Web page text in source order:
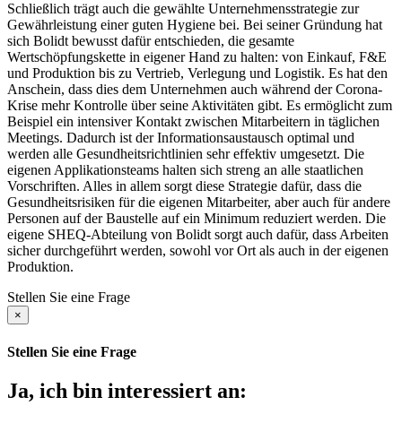
Schließlich trägt auch die gewählte Unternehmensstrategie zur
Gewährleistung einer guten Hygiene bei. Bei seiner Gründung hat
sich Bolidt bewusst dafür entschieden, die gesamte
Wertschöpfungskette in eigener Hand zu halten: von Einkauf, F&E
und Produktion bis zu Vertrieb, Verlegung und Logistik. Es hat den
Anschein, dass dies dem Unternehmen auch während der Corona-
Krise mehr Kontrolle über seine Aktivitäten gibt. Es ermöglicht zum
Beispiel ein intensiver Kontakt zwischen Mitarbeitern in täglichen
Meetings. Dadurch ist der Informationsaustausch optimal und
werden alle Gesundheitsrichtlinien sehr effektiv umgesetzt. Die
eigenen Applikationsteams halten sich streng an alle staatlichen
Vorschriften. Alles in allem sorgt diese Strategie dafür, dass die
Gesundheitsrisiken für die eigenen Mitarbeiter, aber auch für andere
Personen auf der Baustelle auf ein Minimum reduziert werden. Die
eigene SHEQ-Abteilung von Bolidt sorgt auch dafür, dass Arbeiten
sicher durchgeführt werden, sowohl vor Ort als auch in der eigenen
Produktion.
Stellen Sie eine Frage
×
Stellen Sie eine Frage
Ja, ich bin interessiert an: